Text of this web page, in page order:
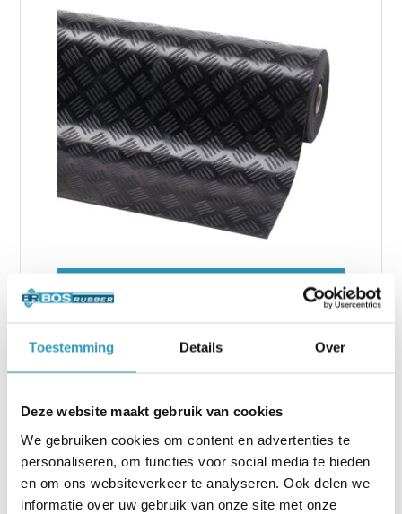
Toestemming Details Over
Deze website maakt gebruik van cookies
We gebruiken cookies om content en advertenties te
personaliseren, om functies voor social media te bieden
en om ons websiteverkeer te analyseren. Ook delen we
informatie over uw gebruik van onze site met onze
Specificaties Rubber voor de Werkbank.
is essentieel voor het beschermen van zowel je
beschadigingen en biedt een stabiele
Afhankelijk van de intensiteit van het gebruik
en de vereisten voor grip en bescherming, kun
je kiezen uit verschillende rubberoplossingen.
Deze materialen zijn speciaal ontworpen om